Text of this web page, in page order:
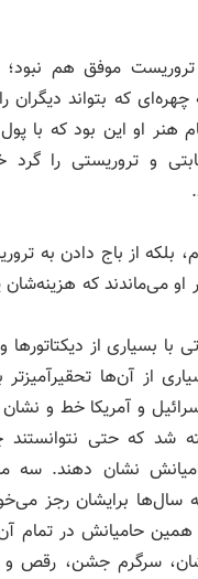
موفق هم نبود؛
چهره‌ای که بتواند
هنر او این بود که با
و تروریستی را گرد
بلکه از باج دادن به
او می‌ماندند که
بسیاری از دیکتاتورها و
از آن‌ها
و آمریکا خط و
شد که حتی نتوانستند
نشان دهند. سه
برایشان رجز
حامیانش در تمام
سرگرم جشن، رقص و